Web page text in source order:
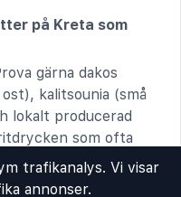
på Kreta som
gärna dakos
kalitsounia (små
lokalt producerad
som ofta
trafikanalys. Vi visar
annonser.